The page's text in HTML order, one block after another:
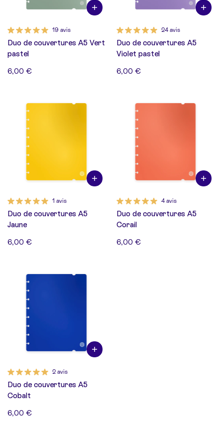
19 avis
Duo de couvertures A5 Vert
pastel
6,00 €
24 avis
Duo de couvertures A5
Violet pastel
6,00 €
1 avis
Duo de couvertures A5
Jaune
6,00 €
4 avis
Duo de couvertures A5
Corail
6,00 €
2 avis
Duo de couvertures A5
Cobalt
6,00 €